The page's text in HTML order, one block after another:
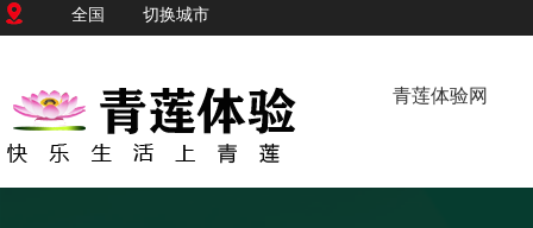
全国 切换城市
青莲体验网